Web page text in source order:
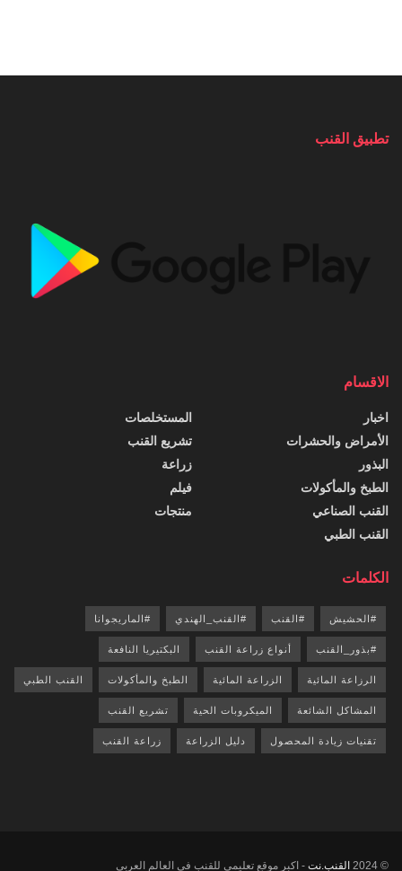
تطبيق القنب
الاقسام
اخبار
الأمراض والحشرات
البذور
الطبخ والمأكولات
القنب الصناعي
القنب الطبي
المستخلصات
تشريع القنب
زراعة
فيلم
منتجات
الكلمات
#الحشيش #القنب #القنب_الهندي #الماريجوانا
#بذور_القنب أنواع زراعة القنب البكتيريا النافعة
الرزاعة المائية الزراعة المائية الطبخ والمأكولات القنب الطبي
المشاكل الشائعة الميكروبات الحية تشريع القنب
تقنيات زيادة المحصول دليل الزراعة زراعة القنب
© 2024 القنب.نت - اكبر موقع تعليمي للقنب في العالم العربي